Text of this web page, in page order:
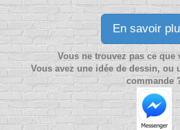
En savoir
Vous ne trouvez pas ce que
Vous avez une idée de dessin, ou
commande